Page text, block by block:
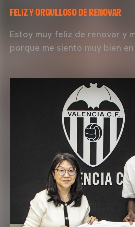
FELIZ Y ORGULLOSO DE RENOVAR
Estoy muy feliz de renovar y
porque me siento muy bien